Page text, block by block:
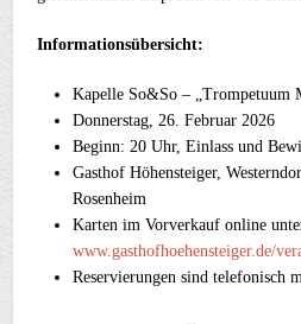
Informationsübersicht:
Kapelle So&So – „Trompetuum
Donnerstag, 26. Februar 2026
Beginn: 20 Uhr, Einlass und
Gasthof Höhensteiger,
Rosenheim
Karten im Vorverkauf online
www.gasthofhoehensteiger.de/
Reservierungen sind telefonisch